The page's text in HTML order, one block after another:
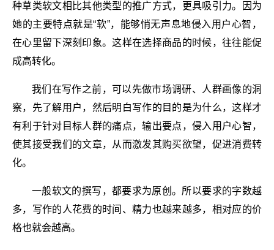
种草类软文相比其他类型的推广方式，更具吸引力。因为
她的主要特点就是“软”，能够悄无声息地侵入用户心智，
在心里留下深刻印象。这样在选择商品的时候，往往能促
成高转化。
我们在写作之前，可以先做市场调研、人群画像的洞
察，先了解用户，然后明白写作的目的是为什么，这样才
有利于针对目标人群的痛点，输出要点，侵入用户心智，
使其接受我们的文章，从而激发其购买欲望，促进消费转
化。
一般软文的撰写，都要求为原创。所以要求的字数越
多，写作的人花费的时间、精力也越来越多，相对应的价
格也就会越高。